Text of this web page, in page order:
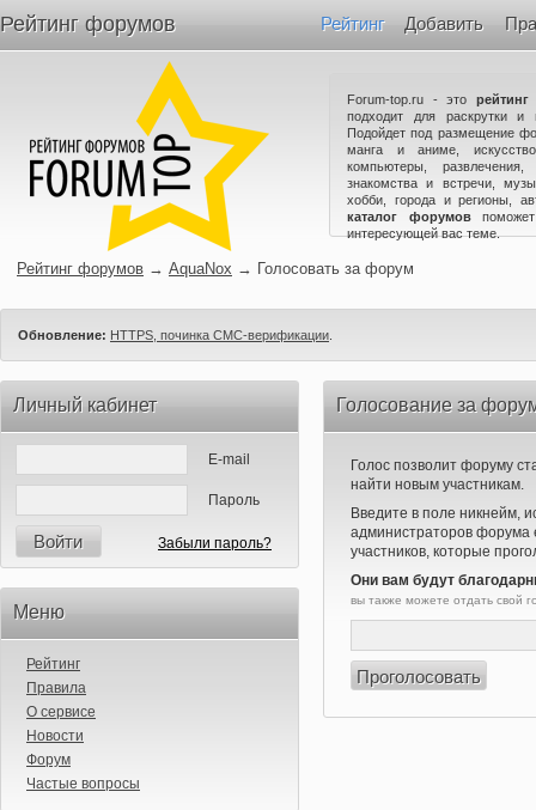
Рейтинг форумов Рейтинг Добавить
Forum-top.ru - это
подходит для раскрутки и
Подойдет под размещение
манга и аниме,
компьютеры,
знакомства и встречи,
хобби, города и регионы,
каталог форумов
интересующей вас теме.
Рейтинг форумов → AquaNox → Голосовать за форум
Обновление: HTTPS, починка СМС-верификации
Личный кабинет
E-mail
Пароль
Войти Забыли пароль?
Меню
Рейтинг
Правила
О сервисе
Новости
Форум
Частые вопросы
Голосование за
Голос позволит форуму
найти новым участникам.
Введите в поле никнейм,
администраторов форума
участников, которые
Они вам будут
вы также можете отдать свой